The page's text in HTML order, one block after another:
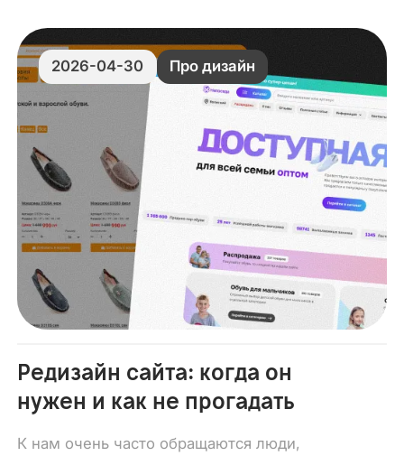
самых старых IT-компаний в России.
2026-04-30
Про дизайн
Редизайн сайта: когда он
нужен и как не прогадать
К нам очень часто обращаются люди,